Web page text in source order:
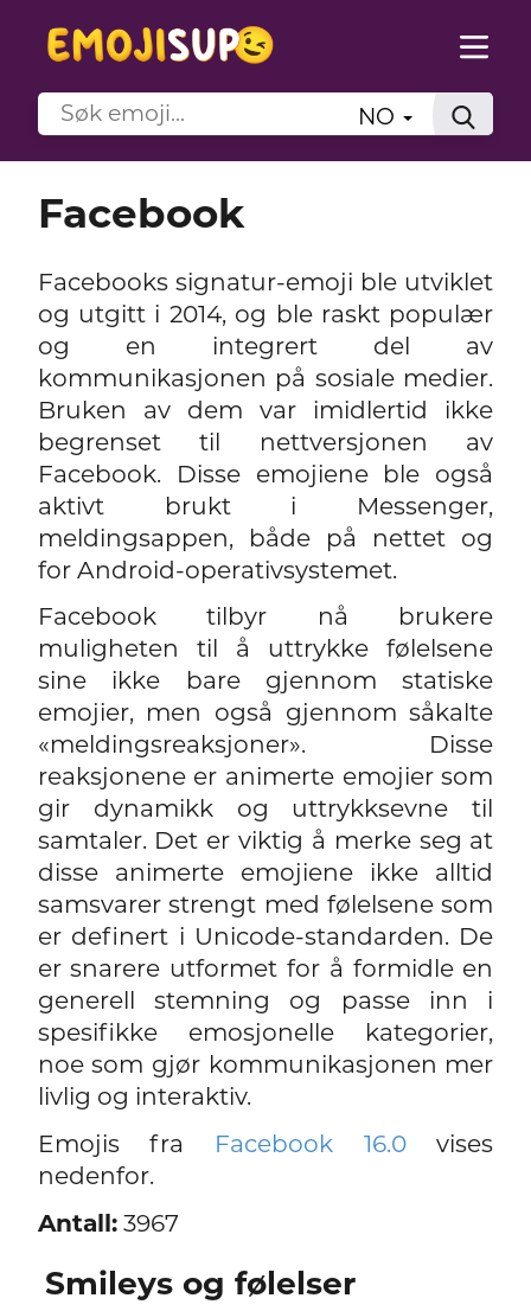
NO
Facebook
Facebooks signatur-emoji ble utviklet
og utgitt i 2014, og ble raskt populær
og en integrert del av
kommunikasjonen på sosiale medier.
Bruken av dem var imidlertid ikke
begrenset til nettversjonen av
Facebook. Disse emojiene ble også
aktivt brukt i Messenger,
meldingsappen, både på nettet og
for Android-operativsystemet.
Facebook tilbyr nå brukere
muligheten til å uttrykke følelsene
sine ikke bare gjennom statiske
emojier, men også gjennom såkalte
«meldingsreaksjoner». Disse
reaksjonene er animerte emojier som
gir dynamikk og uttrykksevne til
samtaler. Det er viktig å merke seg at
disse animerte emojiene ikke alltid
samsvarer strengt med følelsene som
er definert i Unicode-standarden. De
er snarere utformet for å formidle en
generell stemning og passe inn i
spesifikke emosjonelle kategorier,
noe som gjør kommunikasjonen mer
livlig og interaktiv.
Emojis fra Facebook 16.0vises
nedenfor.
Antall:3967
Smileys og følelser